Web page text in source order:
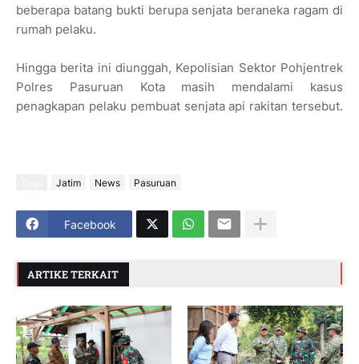
beberapa batang bukti berupa senjata beraneka ragam di
rumah pelaku.
Hingga berita ini diunggah, Kepolisian Sektor Pohjentrek
Polres Pasuruan Kota masih mendalami kasus
penagkapan pelaku pembuat senjata api rakitan tersebut.
Jatim News Pasuruan
Facebook
ARTIKE TERKAIT